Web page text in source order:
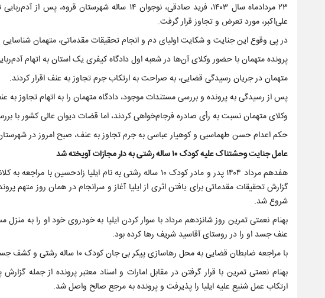
۲۳ مردادماه سال ۱۴۰۳، فرید صادقی، نوجوان ۱۴
علی‌اکبر، مورد تعرض و تجاوز قرار گرفت.
در پی وقوع این جنایت و شکایت اولیای دم و انجام تحقیقات مقدماتی، متهمان
پرونده متهمان با حضور وکلای آن‌ها در شعبه اول دادگاه کیفری یک استان به اتهام
متهمان در جریان رسیدگی قضایی، به صراحت به ارتکاب جرم تجاوز به عنف اقرار کردند.
پس از رسیدگی به پرونده و بررسی مستندات موجود، دادگاه متهمان را به اتهام تجاوز
وکلای متهمان نسبت به رأی صادره فرجام‌خواهی کردند، اما قضات دیوان عالی کشور با
حکم اعدام حسن طهماسبی و کوهیار عباسی به جرم تجاوز به عنف، صبح امروز در
عامل جنایت وحشتناک علیه کودک ۱۰ ساله رشتی به دار مجازات آویخته شد
گزارش تحقیقات مقدماتی برای یافتن اثری از ایلیا آغاز و سرانجام در همان روز متهم
شروع شد.
بهنام نعمتی تمرین روز شانزدهم مرداد با سوار کردن ایلیا به خودروی خود او را به
عنف جسد او را در روستای آقاسید شریف رها کرده بود.
با مراجعه ضابطان قضایی به محل رهاسازی پیکر بی جان کودک ۱۰ ساله رشتی و کشف جسد تحقیقات وارد فاز جدیدی شد.
بهنام نعمتی تمرین با قرار گرفتن در مقابل امارات و اسناد معتبر پرونده از
ارتکاب عمل شنیع علیه ایلیا را پذیرفت و پرونده به مرجع صالح واصل شد.